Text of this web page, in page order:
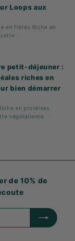
Loops aux
en fibres Riche en
petit-déjeuner :
riches en
bien démarrer
en protéines
végétalienne
de 10% de